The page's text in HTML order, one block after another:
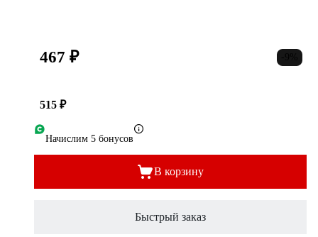
467 ₽
515 ₽
Начислим 5 бонусов
В корзину
Быстрый заказ